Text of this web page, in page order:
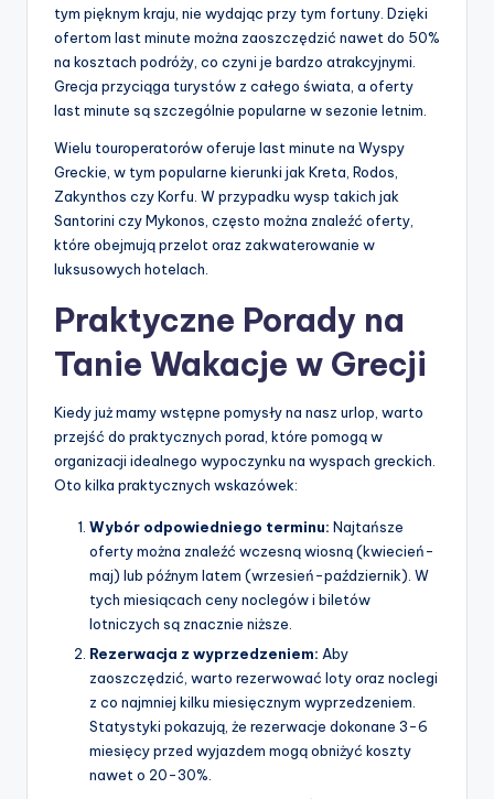
tym pięknym kraju, nie wydając przy tym fortuny. Dzięki
ofertom last minute można zaoszczędzić nawet do 50%
na kosztach podróży, co czyni je bardzo atrakcyjnymi.
Grecja przyciąga turystów z całego świata, a oferty
last minute są szczególnie popularne w sezonie letnim.
Wielu touroperatorów oferuje last minute na Wyspy
Greckie, w tym popularne kierunki jak Kreta, Rodos,
Zakynthos czy Korfu. W przypadku wysp takich jak
Santorini czy Mykonos, często można znaleźć oferty,
które obejmują przelot oraz zakwaterowanie w
luksusowych hotelach.
Praktyczne Porady na
Tanie Wakacje w Grecji
Kiedy już mamy wstępne pomysły na nasz urlop, warto
przejść do praktycznych porad, które pomogą w
organizacji idealnego wypoczynku na wyspach greckich.
Oto kilka praktycznych wskazówek:
Wybór odpowiedniego terminu: Najtańsze
oferty można znaleźć wczesną wiosną (kwiecień-
maj) lub późnym latem (wrzesień-październik). W
tych miesiącach ceny noclegów i biletów
lotniczych są znacznie niższe.
Rezerwacja z wyprzedzeniem: Aby
zaoszczędzić, warto rezerwować loty oraz noclegi
z co najmniej kilku miesięcznym wyprzedzeniem.
Statystyki pokazują, że rezerwacje dokonane 3-6
miesięcy przed wyjazdem mogą obniżyć koszty
nawet o 20-30%.